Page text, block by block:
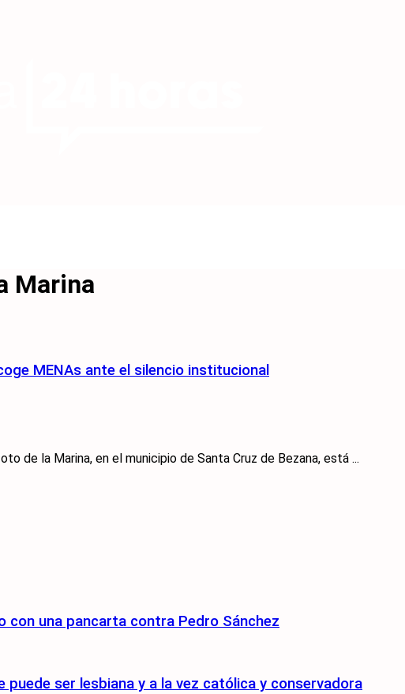
Marina
MENAs ante el silencio institucional
de la Marina, en el municipio de Santa Cruz de Bezana, está ...
con una pancarta contra Pedro Sánchez
puede ser lesbiana y a la vez católica y conservadora